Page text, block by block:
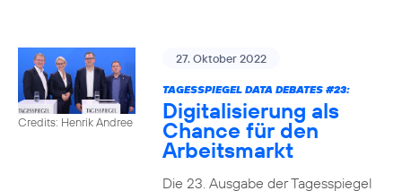
Credits: Henrik Andree
27. Oktober 2022
TAGESSPIEGEL DATA DEBATES #23:
Digitalisierung als
Chance für den
Arbeitsmarkt
Die 23. Ausgabe der Tagesspiegel